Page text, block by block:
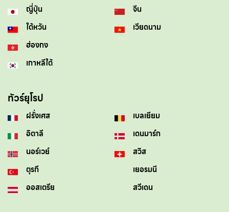
ญี่ปุ่น
ใต้หวัน
ฮ่องกง
เกาหลีใต้
จีน
เวียดนาม
ทัวร์ยุโรป
ฝรั่งเศส
อิตาลี
นอร์เวย์
ตุรกี
ออสเตรีย
เบลเยียม
เดนมาร์ก
สวิส
เยอรมนี
สวีเดน